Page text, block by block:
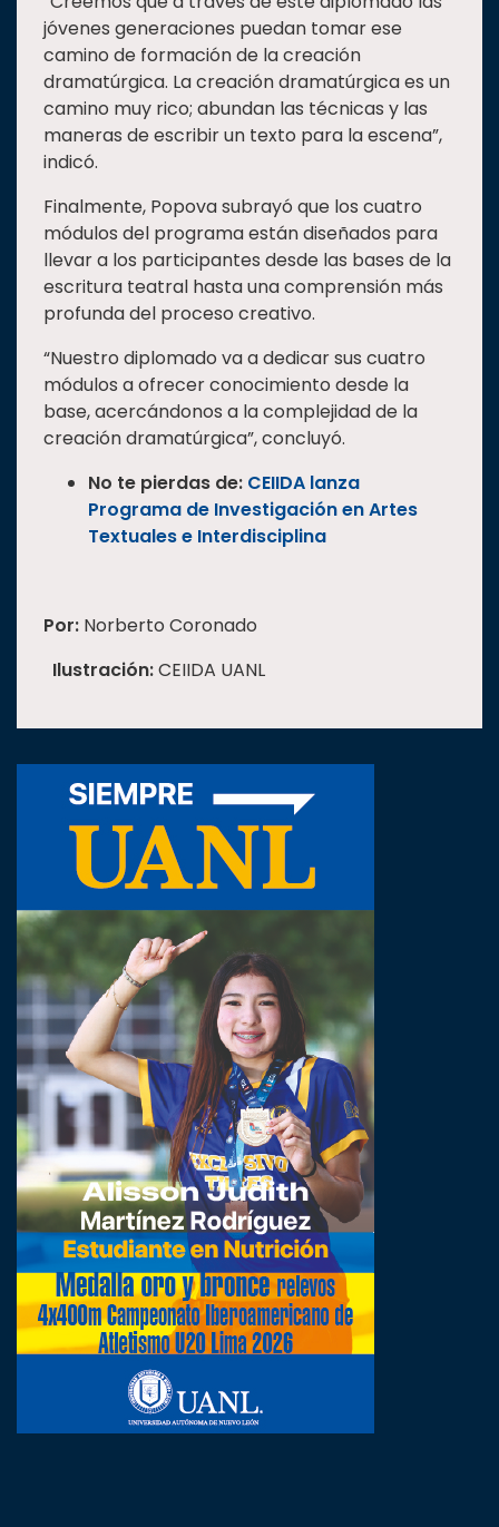
jóvenes generaciones puedan tomar ese
camino de formación de la creación
dramatúrgica. La creación dramatúrgica es un
camino muy rico; abundan las técnicas y las
maneras de escribir un texto para la escena”,
indicó.
Finalmente, Popova subrayó que los cuatro
módulos del programa están diseñados para
llevar a los participantes desde las bases de la
escritura teatral hasta una comprensión más
profunda del proceso creativo.
“Nuestro diplomado va a dedicar sus cuatro
módulos a ofrecer conocimiento desde la
base, acercándonos a la complejidad de la
creación dramatúrgica”, concluyó.
No te pierdas de: CEIIDA lanza
Programa de Investigación en Artes
Textuales e Interdisciplina
Por: Norberto Coronado
Ilustración:CEIIDA UANL